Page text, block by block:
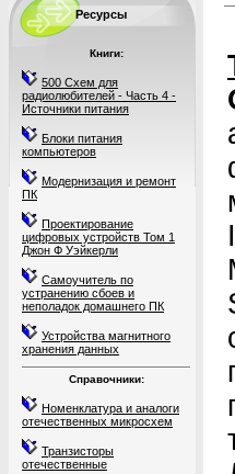
Ресурсы
Книги:
500 Схем для
радиолюбителей - Часть 4 -
Источники питания
Блоки питания
компьютеров
Модернизация и ремонт
ПК
Проектирование
цифровых устройств Том 1
Джон Ф Уэйкерли
Самоучитель по
устранению сбоев и
неполадок домашнего ПК
Устройства магнитного
хранения данных
Справочники:
Номенклатура и аналоги
отечественных микросхем
Транзисторы
отечественные